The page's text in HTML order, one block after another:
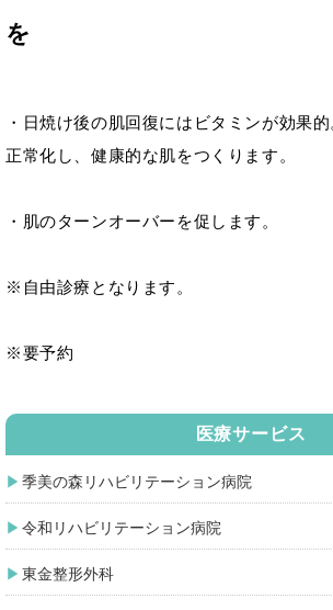
を
・日焼け後の肌回復にはビタミンが効果
正常化し、健康的な肌をつくります。
・肌のターンオーバーを促します。
※自由診療となります。
※要予約
医療サービス
季美の森リハビリテーション病院
令和リハビリテーション病院
東金整形外科